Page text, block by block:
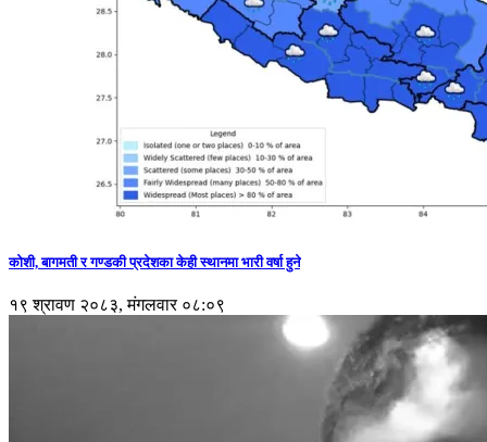
कोशी, बागमती र गण्डकी प्रदेशका केही स्थानमा भारी वर्षा हुने
१९ श्रावण २०८३, मंगलवार ०८:०९